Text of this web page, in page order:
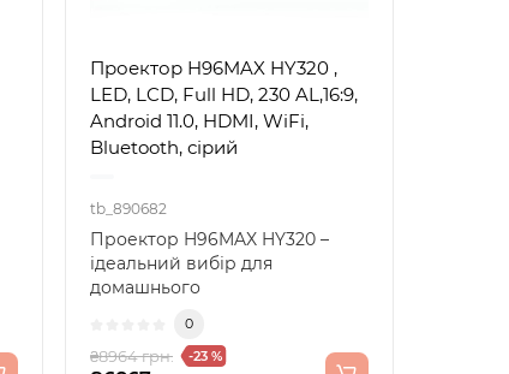
Проектор H96MAX HY320 ,
LED, LCD, Full HD, 230 AL,16:9,
Android 11.0, HDMI, WiFi,
Bluetooth, сірий
tb_890682
Проектор H96MAX HY320 –
ідеальний вибір для
домашнього
проектор H96MAX H..
0
₴8964 грн. -23 %